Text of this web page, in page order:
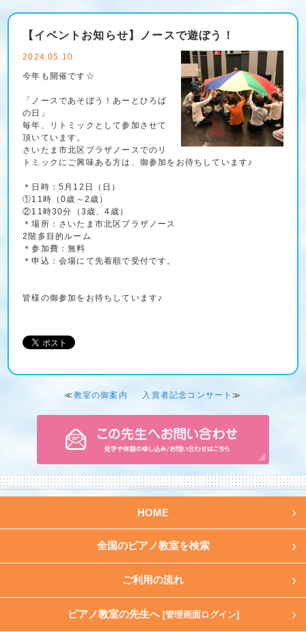
【イベントお知らせ】ノースで遊ぼう！
2024.05.10
今年も開催です☆
「ノースであそぼう！あーとひろば
の日」
毎年、リトミックとして参加させて
頂いています。
さいたま市北区プラザノースでのリ
トミックにご興味ある方は、御参加をお待ちしています♪
＊日時：5月12日（日）
①11時（0歳～2歳）
②11時30分（3歳、4歳）
＊場所：さいたま市北区プラザノース
2階多目的ルーム
＊参加費：無料
＊申込：会場にて先着順で受付です。
皆様の御参加をお待ちしています♪
≪教室の御案内 入賞者記念コンサート≫
HOME
全国のピアノ教室を検索
ご利用の流れ
ピアノ教室の先生へ [管理画面ログイン]